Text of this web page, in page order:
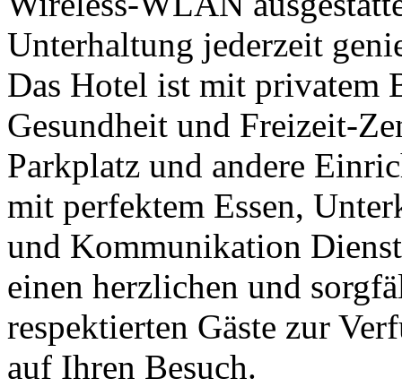
Unterhaltung jederzeit
Das Hotel ist mit privatem
Gesundheit und Freizeit-
Parkplatz und andere
mit perfektem Essen,
und Kommunikation
einen herzlichen und
respektierten Gäste zur
auf Ihren Besuch.